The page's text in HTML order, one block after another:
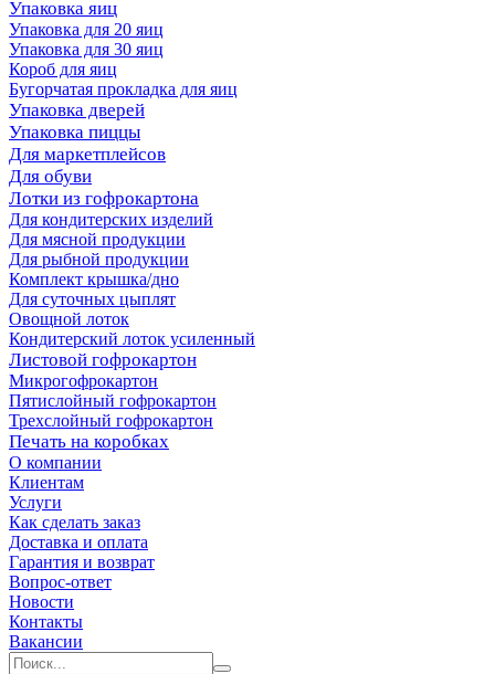
Упаковка яиц
Упаковка для 20 яиц
Упаковка для 30 яиц
Короб для яиц
Бугорчатая прокладка для яиц
Упаковка дверей
Упаковка пиццы
Для маркетплейсов
Для обуви
Лотки из гофрокартона
Для кондитерских изделий
Для мясной продукции
Для рыбной продукции
Комплект крышка/дно
Для суточных цыплят
Овощной лоток
Кондитерский лоток усиленный
Листовой гофрокартон
Микрогофрокартон
Пятислойный гофрокартон
Трехслойный гофрокартон
Печать на коробках
О компании
Клиентам
Услуги
Как сделать заказ
Доставка и оплата
Гарантия и возврат
Вопрос-ответ
Новости
Контакты
Вакансии